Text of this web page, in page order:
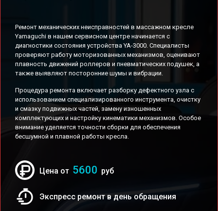
Ремонт механических неисправностей в массажном кресле
Yamaguchi в нашем сервисном центре начинается с
диагностики состояния устройства YA-3000. Специалисты
проверяют работу моторизованных механизмов, оценивают
плавность движений роллеров и пневматических подушек, а
также выявляют посторонние шумы и вибрации.
Процедура ремонта включает разборку дефектного узла с
использованием специализированного инструмента, очистку
и смазку подвижных частей, замену изношенных
комплектующих и настройку кинематики механизмов. Особое
внимание уделяется точности сборки для обеспечения
бесшумной и плавной работы кресла.
Цена от 5600 руб
Экспресс ремонт в день обращения